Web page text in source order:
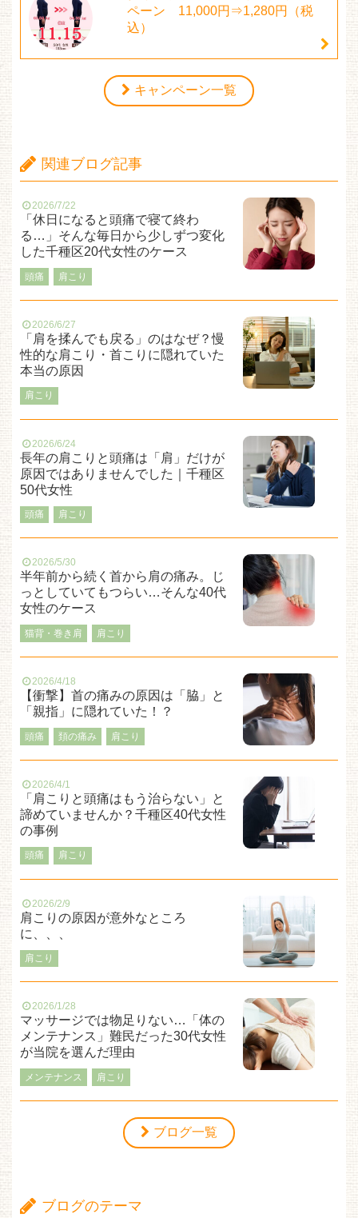
ペーン 11,000円⇒1,280円（税
込）
キャンペーン一覧
関連ブログ記事
2026/7/22
「休日になると頭痛で寝て終わ
る…」そんな毎日から少しずつ変化
した千種区20代女性のケース
頭痛 肩こり
2026/6/27
「肩を揉んでも戻る」のはなぜ？慢
性的な肩こり・首こりに隠れていた
本当の原因
肩こり
2026/6/24
長年の肩こりと頭痛は「肩」だけが
原因ではありませんでした｜千種区
50代女性
頭痛 肩こり
2026/5/30
半年前から続く首から肩の痛み。じ
っとしていてもつらい…そんな40代
女性のケース
猫背・巻き肩 肩こり
2026/4/18
【衝撃】首の痛みの原因は「脇」と
「親指」に隠れていた！？
頭痛 頚の痛み 肩こり
2026/4/1
「肩こりと頭痛はもう治らない」と
諦めていませんか？千種区40代女性
の事例
頭痛 肩こり
2026/2/9
肩こりの原因が意外なところ
に、、、
肩こり
2026/1/28
マッサージでは物足りない…「体の
メンテナンス」難民だった30代女性
が当院を選んだ理由
メンテナンス 肩こり
ブログ一覧
ブログのテーマ